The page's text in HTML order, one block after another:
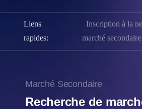
Secondaire
Ressources
Español
中
文
Liens
rapides:
Inscription à la
marché secondaire
Marché Secondaire
Recherche de